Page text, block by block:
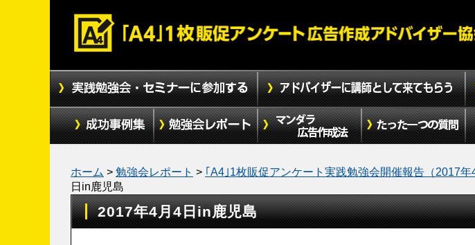
ホーム > 勉強会レポート > ｢A4｣1枚販促アンケート実践勉強会開催報告（2017年
日in鹿児島
2017年4月4日in鹿児島